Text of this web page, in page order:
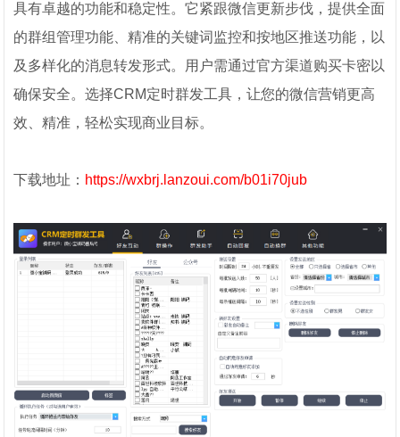
具有卓越的功能和稳定性。它紧跟微信更新步伐，提供全面
的群组管理功能、精准的关键词监控和按地区推送功能，以
及多样化的消息转发形式。用户需通过官方渠道购买卡密以
确保安全。选择CRM定时群发工具，让您的微信营销更高
效、精准，轻松实现商业目标。
下载地址： https://wxbrj.lanzoui.com/b01i70jub